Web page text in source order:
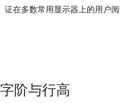
证在多数常用显示器上的用户阅
字阶与行高